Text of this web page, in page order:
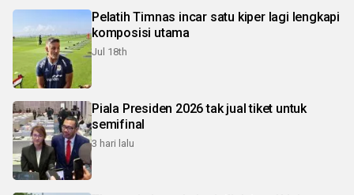
Pelatih Timnas incar satu kiper lagi lengkapi
komposisi utama
Jul 18th
Piala Presiden 2026 tak jual tiket untuk
semifinal
3 hari lalu